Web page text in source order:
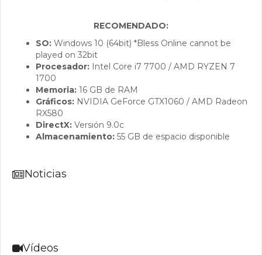
RECOMENDADO:
SO: Windows 10 (64bit) *Bless Online cannot be
played on 32bit
Procesador: Intel Core i7 7700 / AMD RYZEN 7
1700
Memoria: 16 GB de RAM
Gráficos: NVIDIA GeForce GTX1060 / AMD Radeon
RX580
DirectX: Versión 9.0c
Almacenamiento: 55 GB de espacio disponible
Noticias
Vídeos